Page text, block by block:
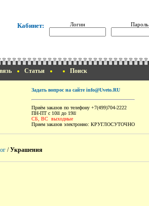
Кабинет: Логин Пароль
Статьи Поиск
Задать вопрос на сайте info@Uveto.RU
Приём заказов по телефону +7(499)704-2222
ПН-ПТ с 1000 до 1900
СБ, ВС выходные
Прием заказов электронно: КРУГЛОСУТОЧНО
/Украшения